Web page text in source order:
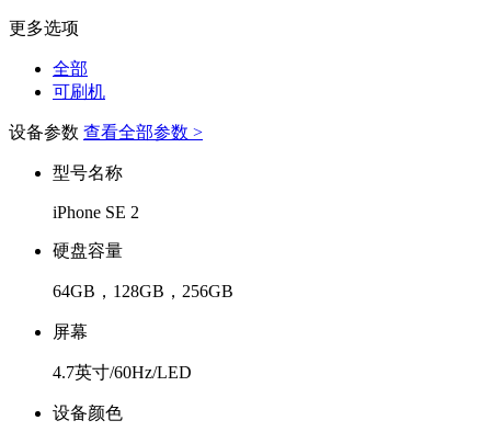
更多选项
全部
可刷机
设备参数 查看全部参数 >
型号名称
iPhone SE 2
硬盘容量
64GB，128GB，256GB
屏幕
4.7英寸/60Hz/LED
设备颜色